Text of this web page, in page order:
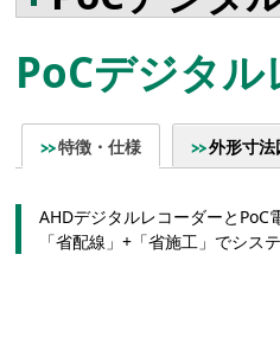
PoCデジタ
特徴・仕様 外形寸法
AHDデジタルレコーダーとPoC
「省配線」+「省施工」でシス